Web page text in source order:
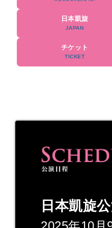
日本凱旋
チケット
日本凱旋